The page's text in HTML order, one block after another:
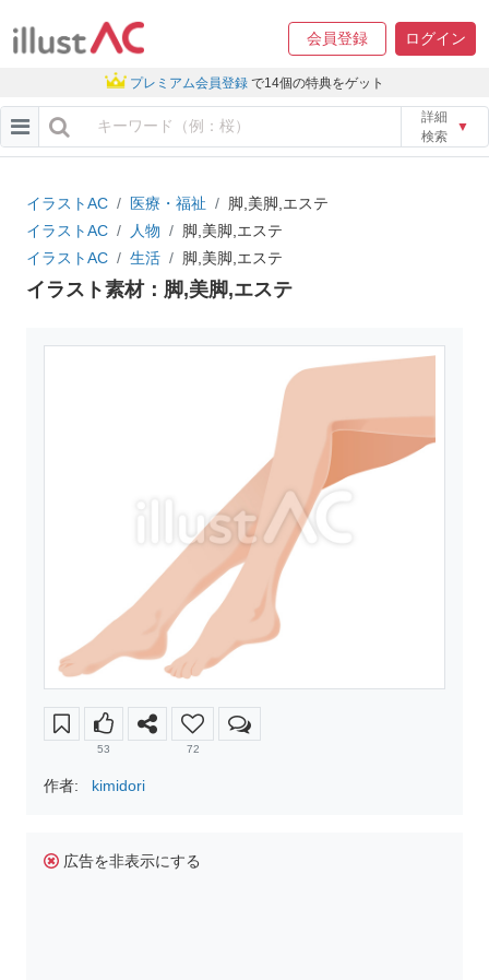
会員登録 ログイン
プレミアム会員登録 で14個の特典をゲット
詳細
検索
▼
イラストAC 医療・福祉
脚,美脚,エステ
イラストAC
人物
脚,美脚,エステ
イラストAC
生活 脚,美脚,エステ
イラスト素材：脚,美脚,エステ
53 72
作者: kimidori
広告を非表示にする